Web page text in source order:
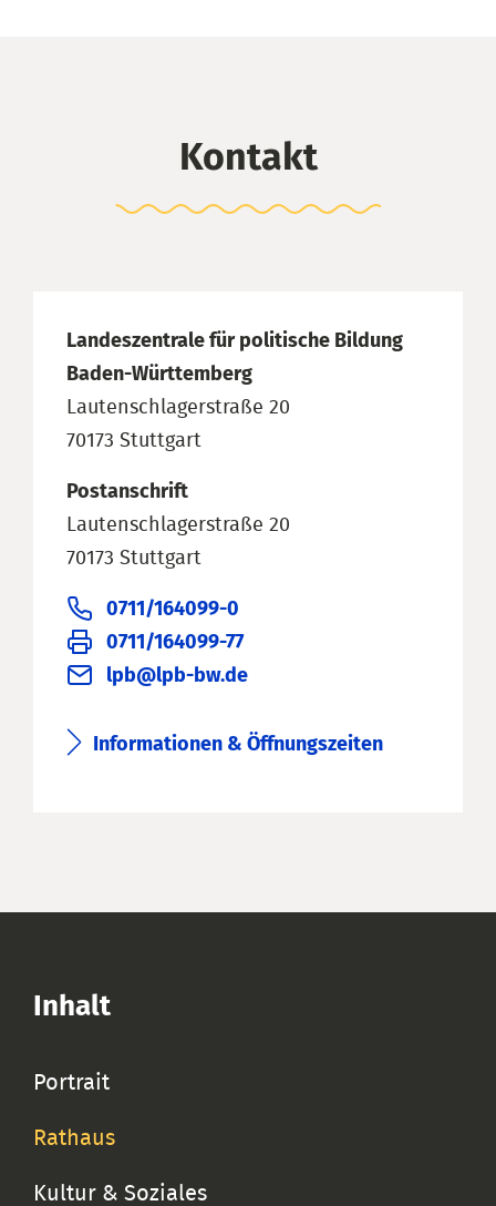
Kontakt
Landeszentrale für politische Bildung
Baden-Württemberg
Lautenschlagerstraße 20
70173 Stuttgart
Postanschrift
Lautenschlagerstraße 20
70173 Stuttgart
0711/164099-0
0711/164099-77
lpb@lpb-bw.de
Informationen & Öffnungszeiten
Inhalt
Portrait
Rathaus
Kultur & Soziales